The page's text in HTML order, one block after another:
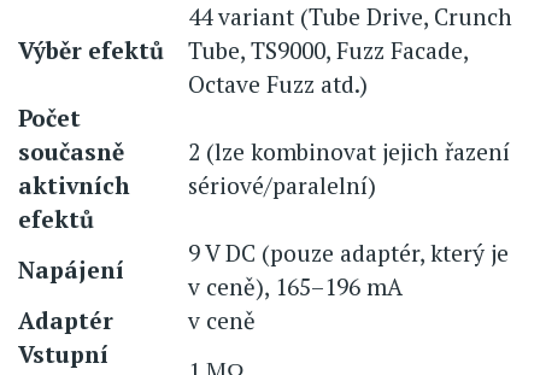
Výběr efektů
44 variant (Tube Drive, Crunch
Tube, TS9000, Fuzz Facade,
Octave Fuzz atd.)
Počet
současně
aktivních
efektů
2 (lze kombinovat jejich řazení
sériové/paralelní)
Napájení
9 V DC (pouze adaptér, který je
v ceně), 165–196 mA
Adaptér
v ceně
Vstupní